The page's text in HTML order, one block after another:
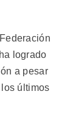
logrado
a pesar
últimos